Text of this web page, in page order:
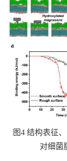
图4 结构表征
对细菌